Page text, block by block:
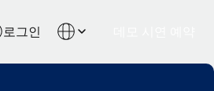
로그인